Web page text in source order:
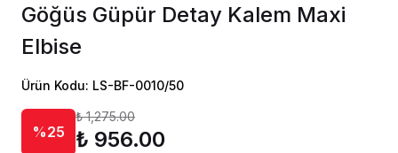
Göğüs Güpür Detay Kalem Maxi
Elbise
Ürün Kodu: LS-BF-0010/50
%25
₺ 1,275.00
₺ 956.00